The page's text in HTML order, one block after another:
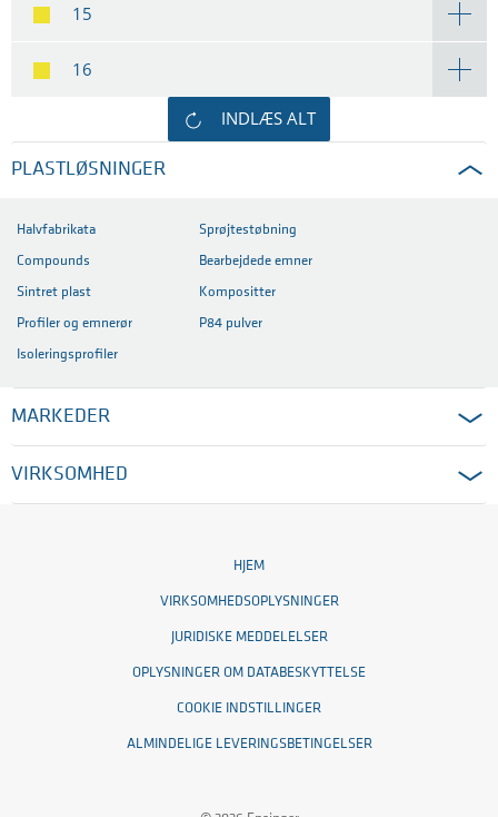
15
16
INDLÆS ALT
PLASTLØSNINGER
Halvfabrikata
Compounds
Sintret plast
Profiler og emnerør
Sprøjtestøbning
Bearbejdede emner
Kompositter
P84 pulver
Isoleringsprofiler
MARKEDER
VIRKSOMHED
HJEM
VIRKSOMHEDSOPLYSNINGER
JURIDISKE MEDDELELSER
OPLYSNINGER OM DATABESKYTTELSE
COOKIE INDSTILLINGER
ALMINDELIGE LEVERINGSBETINGELSER